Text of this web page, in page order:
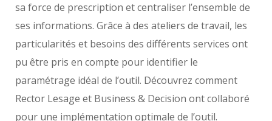
sa force de prescription et centraliser l’ensemble de
ses informations. Grâce à des ateliers de travail, les
particularités et besoins des différents services ont
pu être pris en compte pour identifier le
paramétrage idéal de l’outil. Découvrez comment
Rector Lesage et Business & Decision ont collaboré
pour une implémentation optimale de l’outil.